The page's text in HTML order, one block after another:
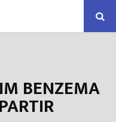
BENZEMA